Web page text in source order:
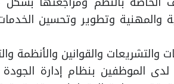
والمهنية وتطوير وتحسين
والقوانين والأنظمة
لدى الموظفين بنظام إدارة